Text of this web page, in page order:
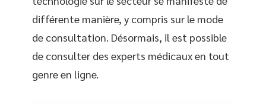
différente manière, y compris sur le mode
de consultation. Désormais, il est possible
de consulter des experts médicaux en tout
genre en ligne.